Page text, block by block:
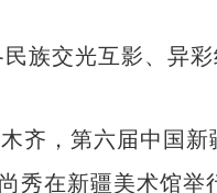
民族交光互影、异